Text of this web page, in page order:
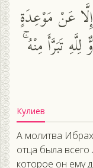
عَنْ مَوْعِدَةٍ
تَبَرَّأَ مِنْهُ
Кулиев
А молитва
отца была
которое он ему